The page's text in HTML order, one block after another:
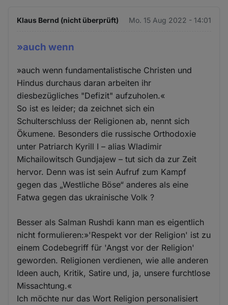
Klaus Bernd (nicht überprüft) Mo. 15 Aug 2022 - 14:01
»auch wenn
»auch wenn fundamentalistische Christen und
Hindus durchaus daran arbeiten ihr
diesbezügliches "Defizit" aufzuholen.«
So ist es leider; da zeichnet sich ein
Schulterschluss der Religionen ab, nennt sich
Ökumene. Besonders die russische Orthodoxie
unter Patriarch Kyrill I – alias Wladimir
Michailowitsch Gundjajew – tut sich da zur Zeit
hervor. Denn was ist sein Aufruf zum Kampf
gegen das „Westliche Böse“ anderes als eine
Fatwa gegen das ukrainische Volk ?
Besser als Salman Rushdi kann man es eigentlich
nicht formulieren:»'Respekt vor der Religion' ist zu
einem Codebegriff für 'Angst vor der Religion'
geworden. Religionen verdienen, wie alle anderen
Ideen auch, Kritik, Satire und, ja, unsere furchtlose
Missachtung.«
Ich möchte nur das Wort Religion personalisiert